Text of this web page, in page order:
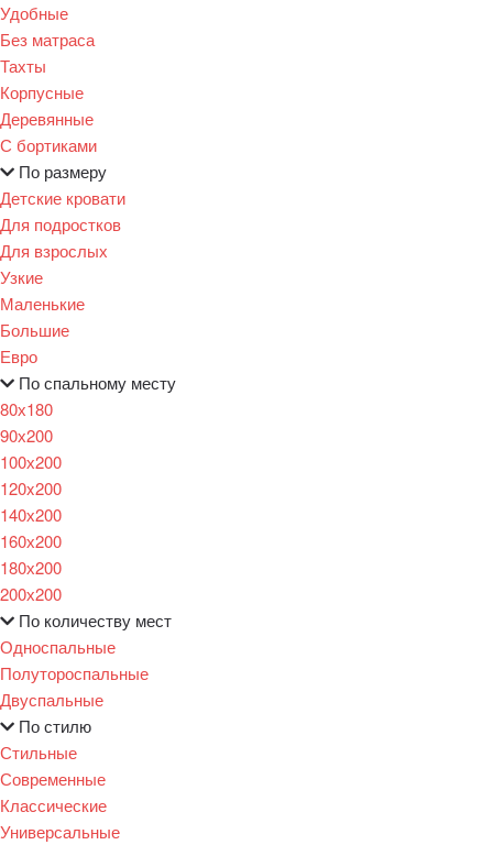
Удобные
Без матраса
Тахты
Корпусные
Деревянные
С бортиками
По размеру
Детские кровати
Для подростков
Для взрослых
Узкие
Маленькие
Большие
Евро
По спальному месту
80х180
90х200
100х200
120x200
140х200
160х200
180х200
200х200
По количеству мест
Односпальные
Полутороспальные
Двуспальные
По стилю
Стильные
Современные
Классические
Универсальные